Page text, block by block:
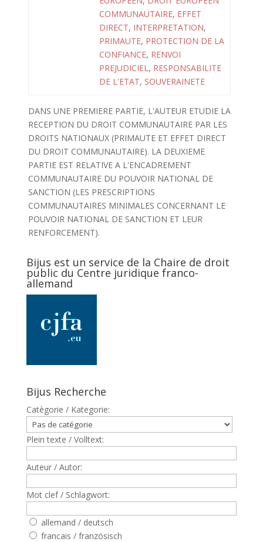
COMMUNAUTAIRE, EFFET
DIRECT, INTERPRETATION,
PRIMAUTE, PROTECTION DE LA
CONFIANCE, RENVOI
PREJUDICIEL, RESPONSABILITE
DE L'ETAT, SOUVERAINETE
DANS UNE PREMIERE PARTIE, L'AUTEUR ETUDIE LA
RECEPTION DU DROIT COMMUNAUTAIRE PAR LES
DROITS NATIONAUX (PRIMAUTE ET EFFET DIRECT
DU DROIT COMMUNAUTAIRE). LA DEUXIEME
PARTIE EST RELATIVE A L'ENCADREMENT
COMMUNAUTAIRE DU POUVOIR NATIONAL DE
SANCTION (LES PRESCRIPTIONS
COMMUNAUTAIRES MINIMALES CONCERNANT LE
POUVOIR NATIONAL DE SANCTION ET LEUR
RENFORCEMENT).
Bijus est un service de la Chaire de droit
public du Centre juridique franco-
allemand
Bijus Recherche
Catègorie / Kategorie:
Plein texte / Volltext:
Auteur / Autor:
Mot clef / Schlagwort:
allemand / deutsch
francais / französisch